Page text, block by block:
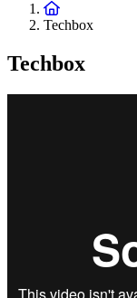
Techbox
Techbox